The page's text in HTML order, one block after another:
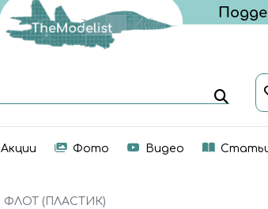
Акции Фото Видео
ФЛОТ (ПЛАСТИК)